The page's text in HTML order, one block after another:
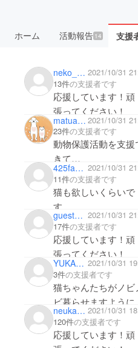
ホーム 活動報告14 支援
neko__ura 2021/10/31
13件の支援者です
応援しています！頑
張ってください！
matuatumuumina 2021/10/31
23件の支援者です
動物保護活動を支援
きて
美味しいお酒もいた
けるなんて👍
猫好きの叔父にプレゼ
ントします。
425fa4707d74 2021/10/31
11件の支援者です
猫も欲しいくらいで
す。
guest0afbc1e73e94 2021/10/31
17件の支援者です
応援しています！頑
張ってください！
YUKARI1103 2021/10/31
3件の支援者です
猫ちゃんたちがノビ
ビ暮らせますように。
neukarafrance 2021/10/31
120件の支援者です
応援しています！頑